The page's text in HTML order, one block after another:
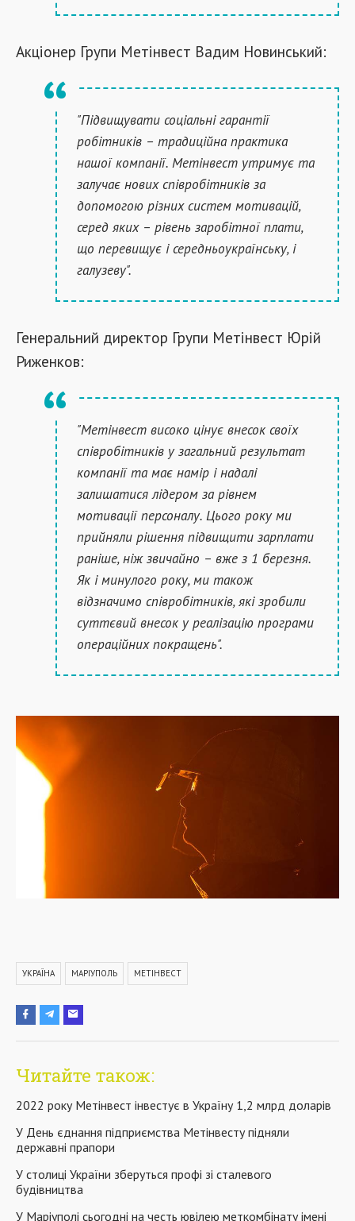
Акціонер Групи Метінвест Вадим Новинський:
"Підвищувати соціальні гарантії
робітників – традиційна практика
нашої компанії. Метінвест утримує та
залучає нових співробітників за
допомогою різних систем мотивацій,
серед яких – рівень заробітної плати,
що перевищує і середньоукраїнську, і
галузеву".
Генеральний директор Групи Метінвест Юрій
Риженков:
"Метінвест високо цінує внесок своїх
співробітників у загальний результат
компанії та має намір і надалі
залишатися лідером за рівнем
мотивації персоналу. Цього року ми
прийняли рішення підвищити зарплати
раніше, ніж звичайно – вже з 1 березня.
Як і минулого року, ми також
відзначимо співробітників, які зробили
суттєвий внесок у реалізацію програми
операційних покращень".
УКРАЇНА МАРІУПОЛЬ МЕТІНВЕСТ
Читайте також:
2022 року Метінвест інвестує в Україну 1,2 млрд доларів
У День єднання підприємства Метінвесту підняли
державні прапори
У столиці України зберуться профі зі сталевого
будівництва
У Маріуполі сьогодні на честь ювілею меткомбінату імені